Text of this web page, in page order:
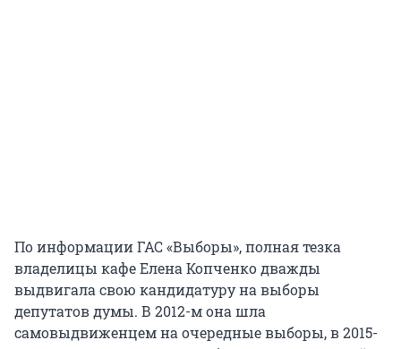
По информации ГАС «Выборы», полная тезка
владелицы кафе Елена Копченко дважды
выдвигала свою кандидатуру на выборы
депутатов думы. В 2012-м она шла
самовыдвиженцем на очередные выборы, в 2015-